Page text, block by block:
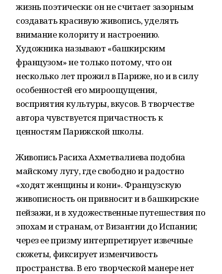
жизнь поэтически: он не считает зазорным
создавать красивую живопись, уделять
внимание колориту и настроению.
Художника называют «башкирским
французом» не только потому, что он
несколько лет прожил в Париже, но и в силу
особенностей его мироощущения,
восприятия культуры, вкусов. В творчестве
автора чувствуется причастность к
ценностям Парижской школы.
Живопись Расиха Ахметвалиева подобна
майскому лугу, где свободно и радостно
«ходят женщины и кони». Французскую
живописность он привносит и в башкирские
пейзажи, и в художественные путешествия по
эпохам и странам, от Византии до Испании;
через ее призму интерпретирует извечные
сюжеты, фиксирует изменчивость
пространства. В его творческой манере нет